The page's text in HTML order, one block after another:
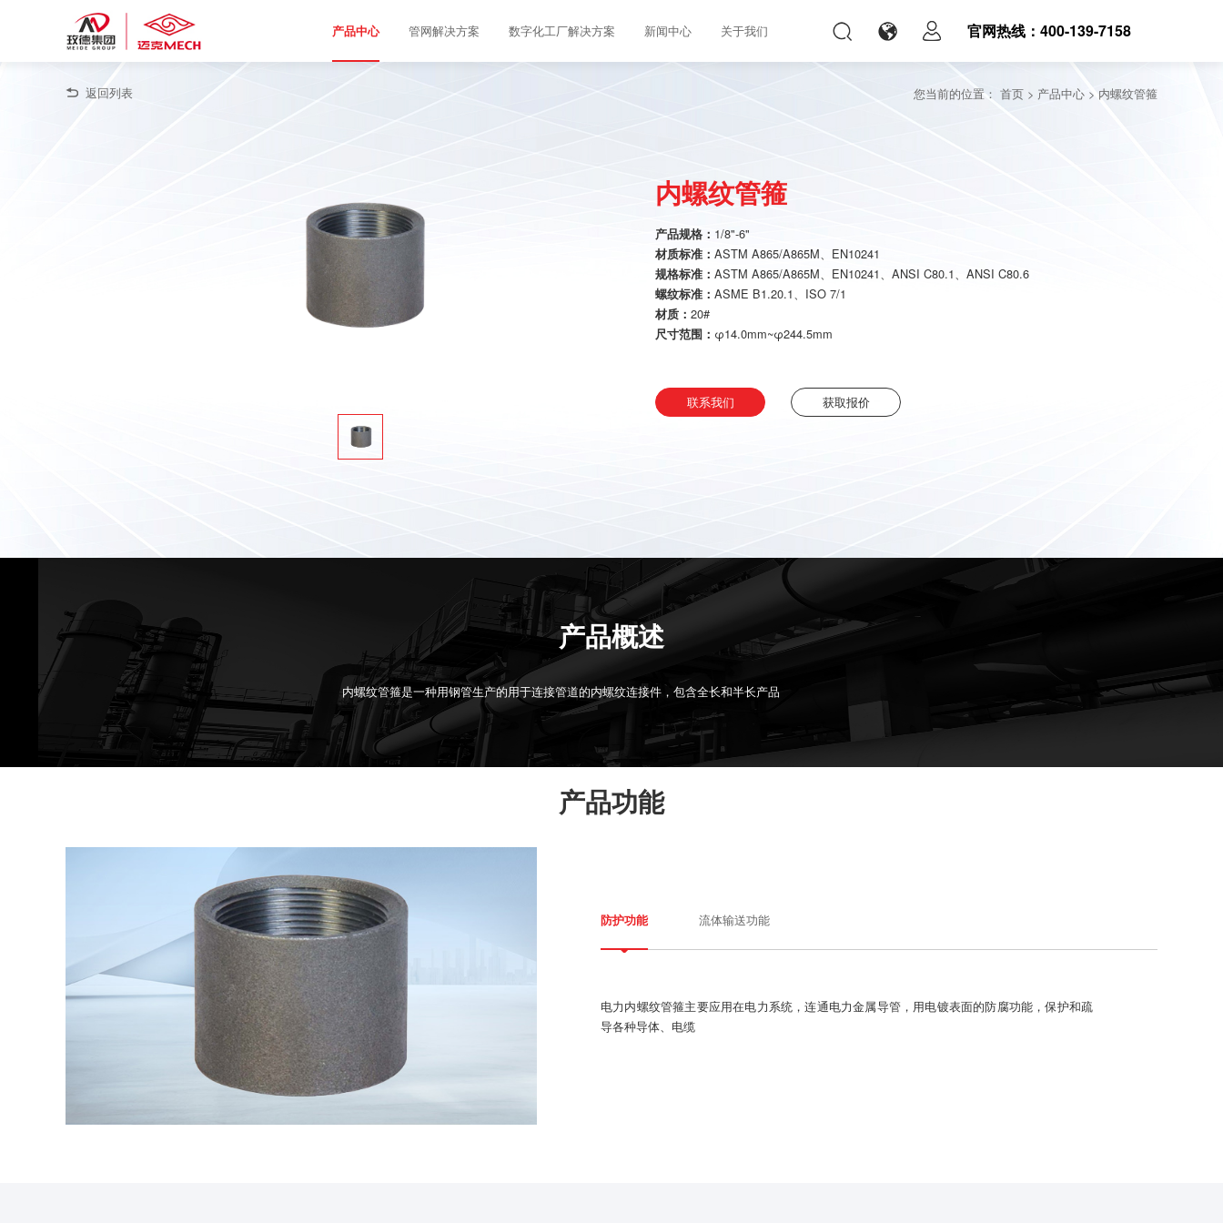
官网热线：400-139-7158
产品中心 管网解决方案 数字化工厂解决方案 新闻中心 关于我们
您当前的位置： 首页 > 产品中心 > 内螺纹管箍
返回列表
内螺纹管箍
产品规格： 1/8"-6"
材质标准： ASTM A865/A865M、EN10241
规格标准： ASTM A865/A865M、EN10241、ANSI C80.1、ANSI C80.6
螺纹标准： ASME B1.20.1、ISO 7/1
材质： 20#
尺寸范围： φ14.0mm~φ244.5mm
联系我们 获取报价
产品概述
内螺纹管箍是一种用钢管生产的用于连接管道的内螺纹连接件，包含全长和半长产品
产品功能
防护功能 流体输送功能
电力内螺纹管箍主要应用在电力系统，连通电力金属导管，用电镀表面的防腐功能，保护和疏
导各种导体、电缆